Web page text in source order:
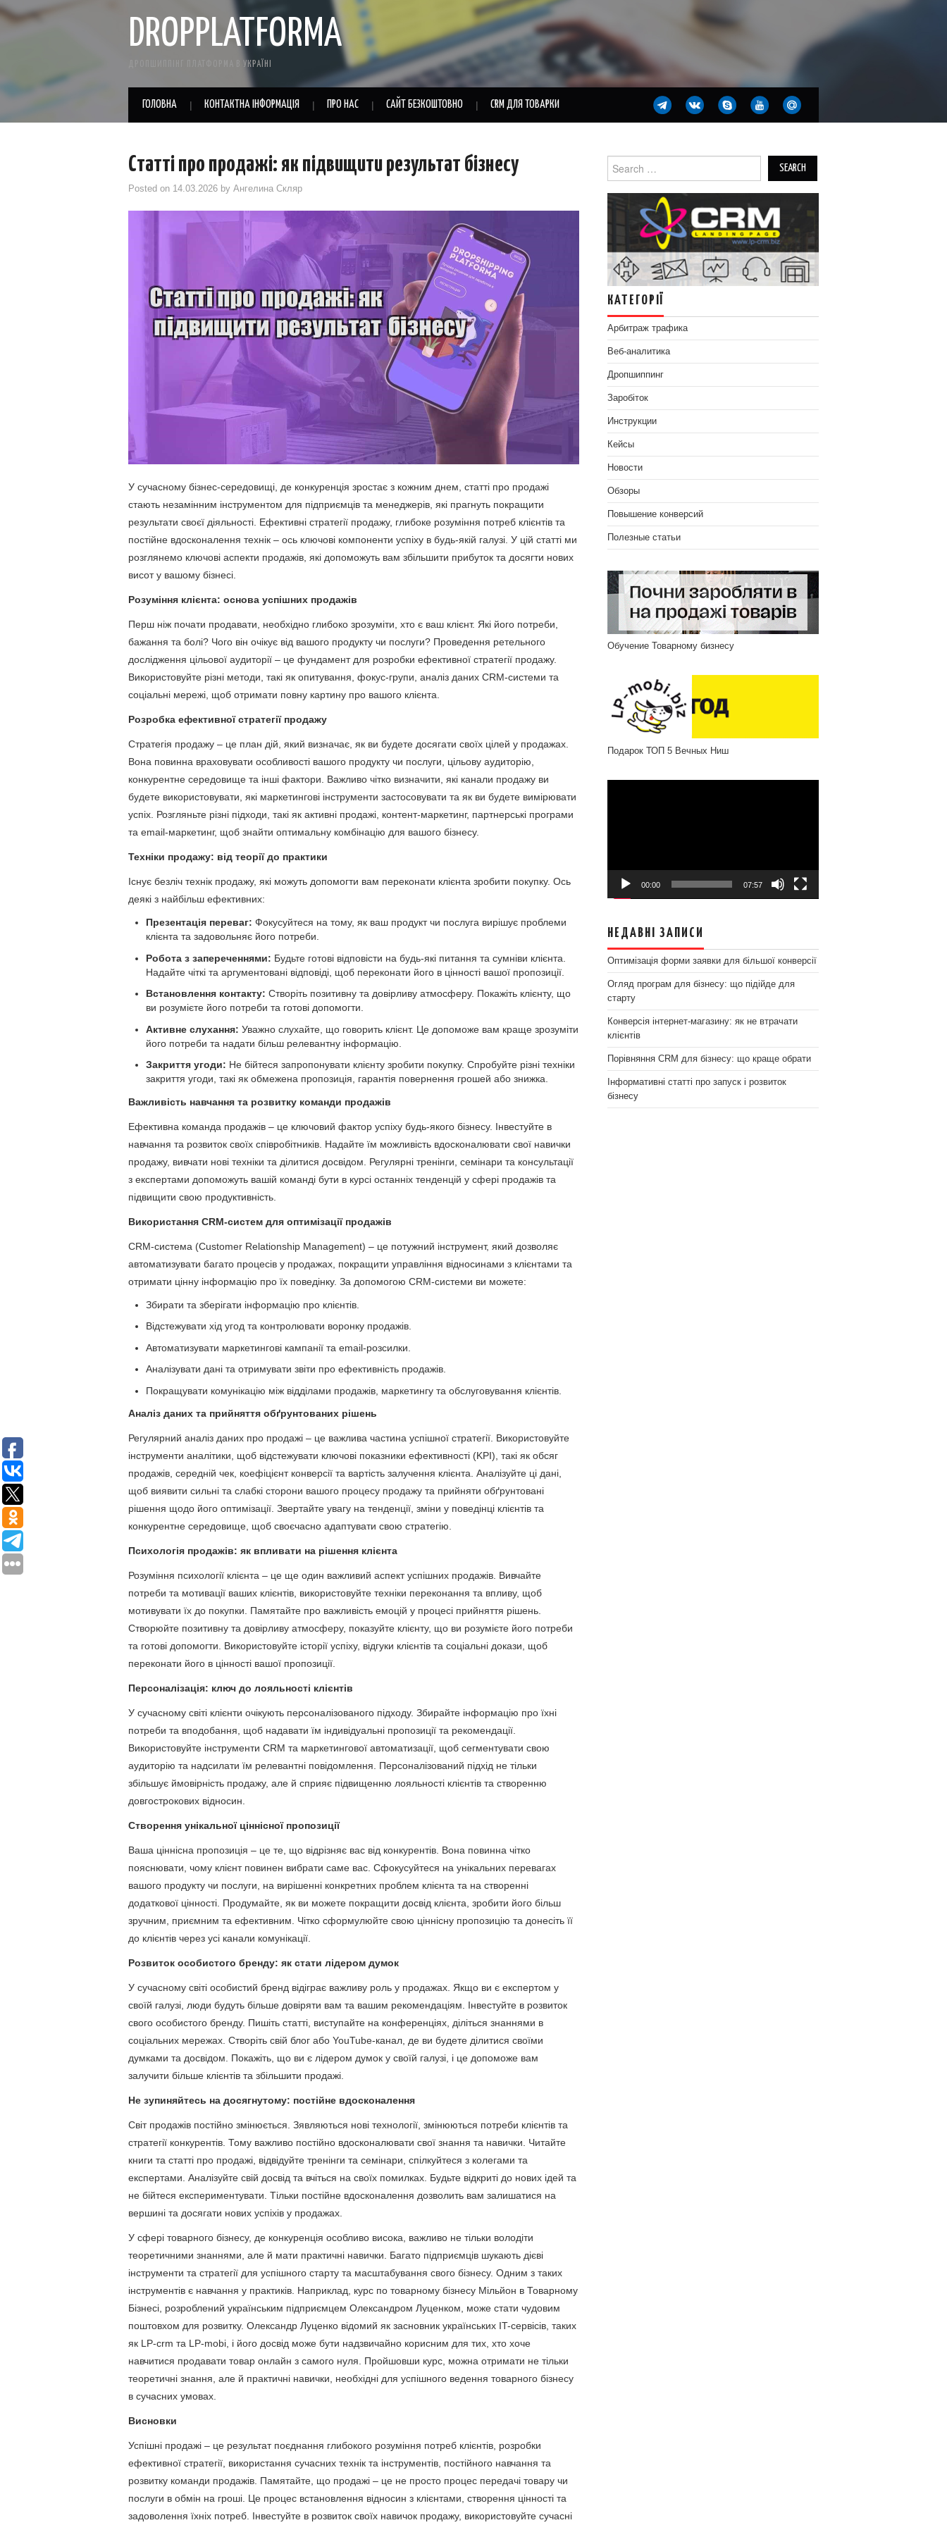
DROPPLATFORMA
ДРОПШИППІНГ ПЛАТФОРМА В УКРАЇНІ
ГОЛОВНА КОНТАКТНА ІНФОРМАЦІЯ ПРО НАС САЙТ БЕЗКОШТОВНО CRM ДЛЯ ТОВАРКИ
Статті про продажі: як підвищити результат бізнесу
Posted on 14.03.2026 by Ангелина Скляр
У сучасному бізнес-середовищі, де конкуренція зростає з кожним днем, статті про продажі
стають незамінним інструментом для підприємців та менеджерів, які прагнуть покращити
результати своєї діяльності. Ефективні стратегії продажу, глибоке розуміння потреб клієнтів та
постійне вдосконалення технік – ось ключові компоненти успіху в будь-якій галузі. У цій статті ми
розглянемо ключові аспекти продажів, які допоможуть вам збільшити прибуток та досягти нових
висот у вашому бізнесі.
Розуміння клієнта: основа успішних продажів
Перш ніж почати продавати, необхідно глибоко зрозуміти, хто є ваш клієнт. Які його потреби,
бажання та болі? Чого він очікує від вашого продукту чи послуги? Проведення ретельного
дослідження цільової аудиторії – це фундамент для розробки ефективної стратегії продажу.
Використовуйте різні методи, такі як опитування, фокус-групи, аналіз даних CRM-системи та
соціальні мережі, щоб отримати повну картину про вашого клієнта.
Розробка ефективної стратегії продажу
Стратегія продажу – це план дій, який визначає, як ви будете досягати своїх цілей у продажах.
Вона повинна враховувати особливості вашого продукту чи послуги, цільову аудиторію,
конкурентне середовище та інші фактори. Важливо чітко визначити, які канали продажу ви
будете використовувати, які маркетингові інструменти застосовувати та як ви будете вимірювати
успіх. Розгляньте різні підходи, такі як активні продажі, контент-маркетинг, партнерські програми
та email-маркетинг, щоб знайти оптимальну комбінацію для вашого бізнесу.
Техніки продажу: від теорії до практики
Існує безліч технік продажу, які можуть допомогти вам переконати клієнта зробити покупку. Ось
деякі з найбільш ефективних:
Презентація переваг: Фокусуйтеся на тому, як ваш продукт чи послуга вирішує проблеми
клієнта та задовольняє його потреби.
Робота з запереченнями: Будьте готові відповісти на будь-які питання та сумніви клієнта.
Надайте чіткі та аргументовані відповіді, щоб переконати його в цінності вашої пропозиції.
Встановлення контакту: Створіть позитивну та довірливу атмосферу. Покажіть клієнту, що
ви розумієте його потреби та готові допомогти.
Активне слухання: Уважно слухайте, що говорить клієнт. Це допоможе вам краще зрозуміти
його потреби та надати більш релевантну інформацію.
Закриття угоди: Не бійтеся запропонувати клієнту зробити покупку. Спробуйте різні техніки
закриття угоди, такі як обмежена пропозиція, гарантія повернення грошей або знижка.
Важливість навчання та розвитку команди продажів
Ефективна команда продажів – це ключовий фактор успіху будь-якого бізнесу. Інвестуйте в
навчання та розвиток своїх співробітників. Надайте їм можливість вдосконалювати свої навички
продажу, вивчати нові техніки та ділитися досвідом. Регулярні тренінги, семінари та консультації
з експертами допоможуть вашій команді бути в курсі останніх тенденцій у сфері продажів та
підвищити свою продуктивність.
Використання CRM-систем для оптимізації продажів
CRM-система (Customer Relationship Management) – це потужний інструмент, який дозволяє
автоматизувати багато процесів у продажах, покращити управління відносинами з клієнтами та
отримати цінну інформацію про їх поведінку. За допомогою CRM-системи ви можете:
Збирати та зберігати інформацію про клієнтів.
Відстежувати хід угод та контролювати воронку продажів.
Автоматизувати маркетингові кампанії та email-розсилки.
Аналізувати дані та отримувати звіти про ефективність продажів.
Покращувати комунікацію між відділами продажів, маркетингу та обслуговування клієнтів.
Аналіз даних та прийняття обґрунтованих рішень
Регулярний аналіз даних про продажі – це важлива частина успішної стратегії. Використовуйте
інструменти аналітики, щоб відстежувати ключові показники ефективності (KPI), такі як обсяг
продажів, середній чек, коефіцієнт конверсії та вартість залучення клієнта. Аналізуйте ці дані,
щоб виявити сильні та слабкі сторони вашого процесу продажу та прийняти обґрунтовані
рішення щодо його оптимізації. Звертайте увагу на тенденції, зміни у поведінці клієнтів та
конкурентне середовище, щоб своєчасно адаптувати свою стратегію.
Психологія продажів: як впливати на рішення клієнта
Розуміння психології клієнта – це ще один важливий аспект успішних продажів. Вивчайте
потреби та мотивації ваших клієнтів, використовуйте техніки переконання та впливу, щоб
мотивувати їх до покупки. Памятайте про важливість емоцій у процесі прийняття рішень.
Створюйте позитивну та довірливу атмосферу, показуйте клієнту, що ви розумієте його потреби
та готові допомогти. Використовуйте історії успіху, відгуки клієнтів та соціальні докази, щоб
переконати його в цінності вашої пропозиції.
Персоналізація: ключ до лояльності клієнтів
У сучасному світі клієнти очікують персоналізованого підходу. Збирайте інформацію про їхні
потреби та вподобання, щоб надавати їм індивідуальні пропозиції та рекомендації.
Використовуйте інструменти CRM та маркетингової автоматизації, щоб сегментувати свою
аудиторію та надсилати їм релевантні повідомлення. Персоналізований підхід не тільки
збільшує ймовірність продажу, але й сприяє підвищенню лояльності клієнтів та створенню
довгострокових відносин.
Створення унікальної ціннісної пропозиції
Ваша ціннісна пропозиція – це те, що відрізняє вас від конкурентів. Вона повинна чітко
пояснювати, чому клієнт повинен вибрати саме вас. Сфокусуйтеся на унікальних перевагах
вашого продукту чи послуги, на вирішенні конкретних проблем клієнта та на створенні
додаткової цінності. Продумайте, як ви можете покращити досвід клієнта, зробити його більш
зручним, приємним та ефективним. Чітко сформулюйте свою ціннісну пропозицію та донесіть її
до клієнтів через усі канали комунікації.
Розвиток особистого бренду: як стати лідером думок
У сучасному світі особистий бренд відіграє важливу роль у продажах. Якщо ви є експертом у
своїй галузі, люди будуть більше довіряти вам та вашим рекомендаціям. Інвестуйте в розвиток
свого особистого бренду. Пишіть статті, виступайте на конференціях, діліться знаннями в
соціальних мережах. Створіть свій блог або YouTube-канал, де ви будете ділитися своїми
думками та досвідом. Покажіть, що ви є лідером думок у своїй галузі, і це допоможе вам
залучити більше клієнтів та збільшити продажі.
Не зупиняйтесь на досягнутому: постійне вдосконалення
Світ продажів постійно змінюється. Зявляються нові технології, змінюються потреби клієнтів та
стратегії конкурентів. Тому важливо постійно вдосконалювати свої знання та навички. Читайте
книги та статті про продажі, відвідуйте тренінги та семінари, спілкуйтеся з колегами та
експертами. Аналізуйте свій досвід та вчіться на своїх помилках. Будьте відкриті до нових ідей та
не бійтеся експериментувати. Тільки постійне вдосконалення дозволить вам залишатися на
вершині та досягати нових успіхів у продажах.
У сфері товарного бізнесу, де конкуренція особливо висока, важливо не тільки володіти
теоретичними знаннями, але й мати практичні навички. Багато підприємців шукають дієві
інструменти та стратегії для успішного старту та масштабування свого бізнесу. Одним з таких
інструментів є навчання у практиків. Наприклад, курс по товарному бізнесу Мільйон в Товарному
Бізнесі, розроблений українським підприємцем Олександром Луценком, може стати чудовим
поштовхом для розвитку. Олександр Луценко відомий як засновник українських IT-сервісів, таких
як LP-crm та LP-mobi, і його досвід може бути надзвичайно корисним для тих, хто хоче
навчитися продавати товар онлайн з самого нуля. Пройшовши курс, можна отримати не тільки
теоретичні знання, але й практичні навички, необхідні для успішного ведення товарного бізнесу
в сучасних умовах.
Висновки
Успішні продажі – це результат поєднання глибокого розуміння потреб клієнтів, розробки
ефективної стратегії, використання сучасних технік та інструментів, постійного навчання та
розвитку команди продажів. Памятайте, що продажі – це не просто процес передачі товару чи
послуги в обмін на гроші. Це процес встановлення відносин з клієнтами, створення цінності та
задоволення їхніх потреб. Інвестуйте в розвиток своїх навичок продажу, використовуйте сучасні
for:
КАТЕГОРІЇ
Арбитраж трафика
Веб-аналитика
Дропшиппинг
Заробіток
Инструкции
Кейсы
Новости
Обзоры
Повышение конверсий
Полезные статьи
Обучение Товарному бизнесу
Подарок ТОП 5 Вечных Ниш
00:00 07:57
НЕДАВНІ ЗАПИСИ
Оптимізація форми заявки для більшої конверсії
Огляд програм для бізнесу: що підійде для
старту
Конверсія інтернет-магазину: як не втрачати
клієнтів
Порівняння CRM для бізнесу: що краще обрати
Інформативні статті про запуск і розвиток
бізнесу